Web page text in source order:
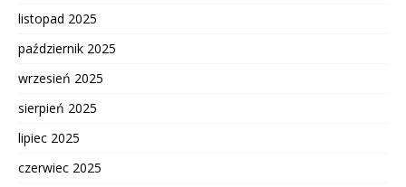
listopad 2025
październik 2025
wrzesień 2025
sierpień 2025
lipiec 2025
czerwiec 2025